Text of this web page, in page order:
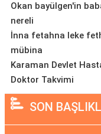
Okan bayülgen'in
nereli
İnna fetahna leke
mübina
Karaman Devlet
Doktor Takvimi
SON